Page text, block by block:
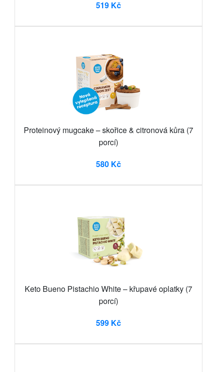
519 Kč
Proteinový mugcake – skořice & citronová kůra (7
porcí)
580 Kč
Keto Bueno Pistachio White – křupavé oplatky (7
porcí)
599 Kč